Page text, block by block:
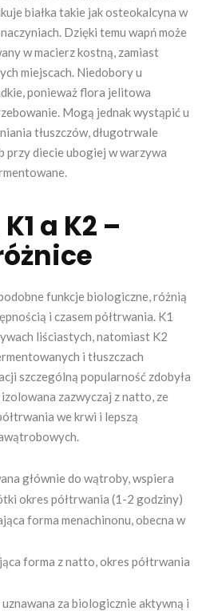
białka takie jak osteokalcyna w
Dzięki temu wapń może
w macierz kostną, zamiast
miejscach. Niedobory u
ponieważ flora jelitowa
Mogą jednak wystąpić u
tłuszczów, długotrwale
diecie ubogiej w warzywa
a K2 –
funkcje biologiczne, różnią
i czasem półtrwania. K1
liściastych, natomiast K2
i tłuszczach
szczególną popularność zdobyła
izolowana zazwyczaj z natto, ze
we krwi i lepszą
głównie do wątroby, wspiera
okres półtrwania (1-2 godziny)
forma menachinonu, obecna w
forma z natto, okres półtrwania
za biologicznie aktywną i